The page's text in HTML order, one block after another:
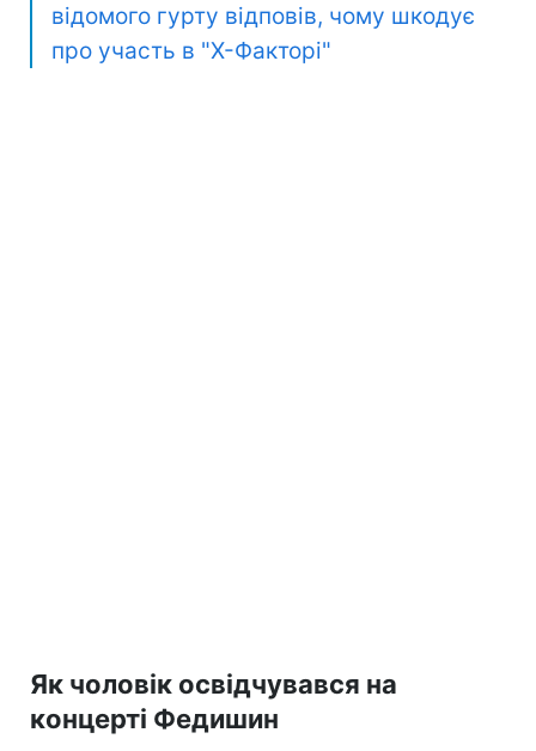
відомого гурту відповів, чому шкодує
про участь в "Х-Факторі"
Як чоловік освідчувався на
концерті Федишин